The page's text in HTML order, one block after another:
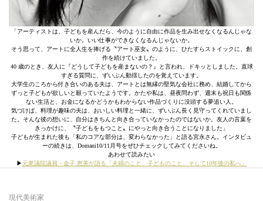
「アーティストは、子どもを産んだら、今のように自由に作品を生み出せなくなるんじゃな
いか。いい仕事ができなくなるんじゃないか。
そう思って、アートに全人生を捧げる〝アート巫女〟のように、ひたすらストイックに、創
作を続けていました。
40 歳のとき、友人に『どうして子どもを産まないの？』と言われ、ドキッとしました。直球
すぎる質問に、ずいぶん動揺したのを覚えています。
大学生のころから付き合いのある夫は、アートとは無縁の堅気な会社に務め、結婚してから
ずっと子どもが欲しいと願っていたようです。かたや私は、昼夜問わず、週末も祝日も関係
ない生活と、お金になるかどうかもわからない作品づくりに没頭する夢追い人。
気づけば、料理が趣味の夫は、おいしい料理と一緒に、ずいぶん長く見守ってくれていまし
た。そんな彼の想いに、自分はきちんと向き合っていなかったのではないか。友人の言葉を
きっかけに、〝子どもをもつこと〟にやっと向き合うことになりました」
子どもが生まれた後も「私のコアな部分は、変わらなかった」と語る宮永さん。インタビュ
ーの続きは、Domani10/11月号をぜひチェックしてみてくださいね。
あわせて読みたい
▶︎元衆議院議員・金子 恵美が語る「夫婦のこと、子どものこと、そして10年後の私へ」
現代美術家